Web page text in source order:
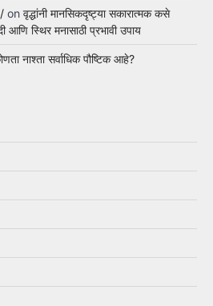
on वृद्धांनी मानसिकदृष्ट्या सकारात्मक कसे
आणि स्थिर मनासाठी प्रभावी उपाय
नाश्ता सर्वाधिक पौष्टिक आहे?